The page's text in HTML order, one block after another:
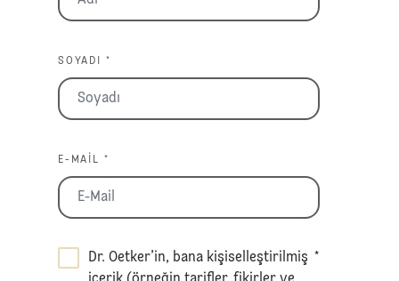
SOYADI *
E-MAIL *
Dr. Oetker’in, bana kişiselleştirilmiş *